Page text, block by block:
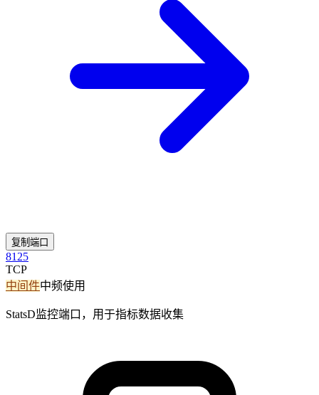
复制端口
8125
TCP
中间件中频使用
StatsD监控端口，用于指标数据收集